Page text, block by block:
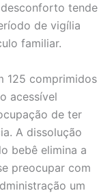
tende
de vigília
familiar.
125 comprimidos
acessível
de ter
A dissolução
bebê elimina a
preocupar com
um